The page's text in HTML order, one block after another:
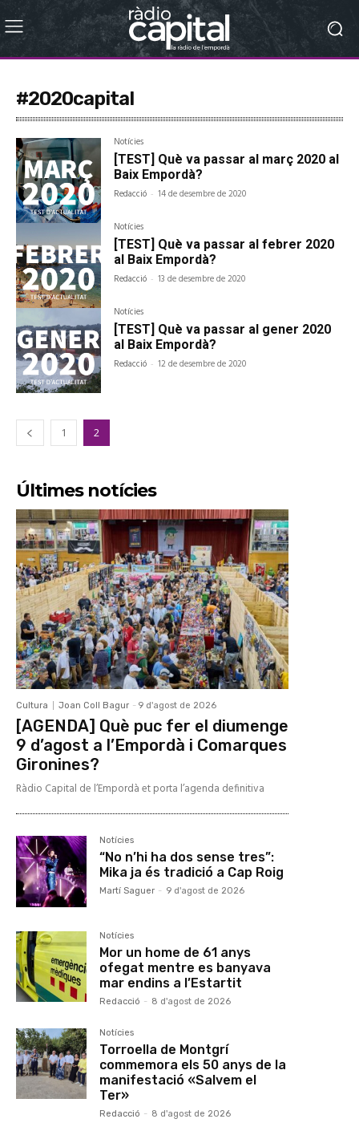
#2020capital
Notícies
[TEST] Què va passar al març 2020 al
Baix Empordà?
Redacció - 14 de desembre de 2020
Notícies
[TEST] Què va passar al febrer 2020
al Baix Empordà?
Redacció - 13 de desembre de 2020
Notícies
[TEST] Què va passar al gener 2020
al Baix Empordà?
Redacció - 12 de desembre de 2020
1 2
Últimes notícies
Cultura Joan Coll Bagur - 9 d'agost de 2026
[AGENDA] Què puc fer el diumenge
9 d’agost a l’Empordà i Comarques
Gironines?
Ràdio Capital de l’Empordà et porta l’agenda definitiva
Notícies
“No n’hi ha dos sense tres”:
Mika ja és tradició a Cap Roig
Martí Saguer - 9 d'agost de 2026
Notícies
Mor un home de 61 anys
ofegat mentre es banyava
mar endins a l’Estartit
Redacció - 8 d'agost de 2026
Notícies
Torroella de Montgrí
commemora els 50 anys de la
manifestació «Salvem el
Ter»
Redacció - 8 d'agost de 2026